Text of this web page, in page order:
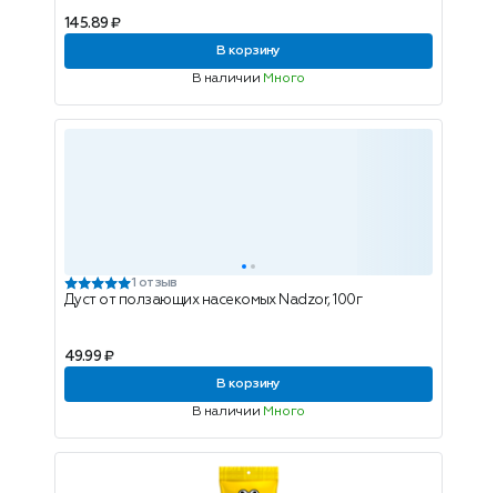
145.89 ₽
В корзину
В наличии Много
1 отзыв
Дуст от ползающих насекомых Nadzor, 100г
49.99 ₽
В корзину
В наличии Много